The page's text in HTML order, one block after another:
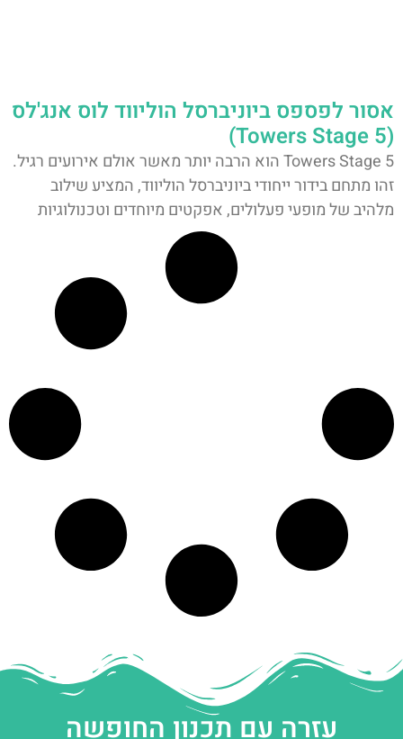
אסור לפספס ביוניברסל הוליווד לוס אנג'לס
(5 Towers Stage)
5 Towers Stage הוא הרבה יותר מאשר אולם אירועים רגיל.
זהו מתחם בידור ייחודי ביוניברסל הוליווד, המציע שילוב
מלהיב של מופעי פעלולים, אפקטים מיוחדים וטכנולוגיות
עזרה עם תכנון החופשה